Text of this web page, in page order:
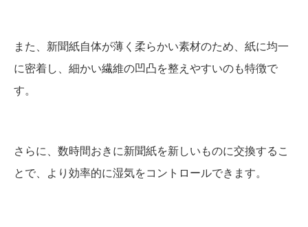
また、新聞紙自体が薄く柔らかい素材のため、紙に均一
に密着し、細かい繊維の凹凸を整えやすいのも特徴で
す。
さらに、数時間おきに新聞紙を新しいものに交換するこ
とで、より効率的に湿気をコントロールできます。